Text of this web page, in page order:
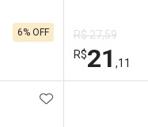
6% OFF
R$ 27,59
R$21 ,11
ADICIONAR